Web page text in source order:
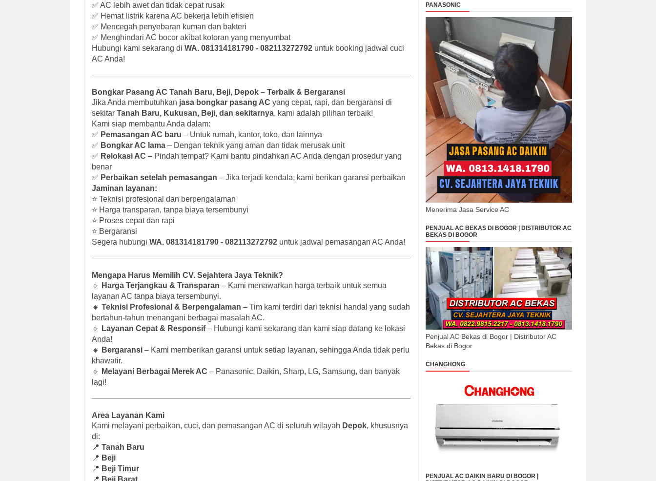
✅ AC lebih awet dan tidak cepat rusak
✅ Hemat listrik karena AC bekerja lebih efisien
✅ Mencegah penyebaran kuman dan bakteri
✅ Menghindari AC bocor akibat kotoran yang menyumbat
Hubungi kami sekarang di WA. 081314181790 - 082113272792 untuk booking jadwal cuci
AC Anda!
Bongkar Pasang AC Tanah Baru, Beji, Depok – Terbaik & Bergaransi
Jika Anda membutuhkan jasa bongkar pasang AC yang cepat, rapi, dan bergaransi di
sekitar Tanah Baru, Kukusan, Beji, dan sekitarnya, kami adalah pilihan terbaik!
Kami siap membantu Anda dalam:
✅ Pemasangan AC baru – Untuk rumah, kantor, toko, dan lainnya
✅ Bongkar AC lama – Dengan teknik yang aman dan tidak merusak unit
✅ Relokasi AC – Pindah tempat? Kami bantu pindahkan AC Anda dengan prosedur yang
benar
✅ Perbaikan setelah pemasangan – Jika terjadi kendala, kami berikan garansi perbaikan
Jaminan layanan:
⭐ Teknisi profesional dan berpengalaman
⭐ Harga transparan, tanpa biaya tersembunyi
⭐ Proses cepat dan rapi
⭐ Bergaransi
Segera hubungi WA. 081314181790 - 082113272792 untuk jadwal pemasangan AC Anda!
Mengapa Harus Memilih CV. Sejahtera Jaya Teknik?
🔹
Harga Terjangkau & Transparan – Kami menawarkan harga terbaik untuk semua
layanan AC tanpa biaya tersembunyi.
🔹 Teknisi Profesional & Berpengalaman – Tim kami terdiri dari teknisi handal yang sudah
bertahun-tahun menangani berbagai masalah AC.
🔹
Layanan Cepat & Responsif– Hubungi kami sekarang dan kami siap datang ke lokasi
Anda!
🔹
Bergaransi – Kami memberikan garansi untuk setiap layanan, sehingga Anda tidak perlu
khawatir.
🔹
Melayani Berbagai Merek AC – Panasonic, Daikin, Sharp, LG, Samsung, dan banyak
lagi!
Area Layanan Kami
Kami melayani perbaikan, cuci, dan pemasangan AC di seluruh wilayah Depok, khususnya
di:
📍 Tanah Baru
📍 Beji
📍 Beji Timur
📍 Beji Barat
PANASONIC
Menerima Jasa Service AC
PENJUAL AC BEKAS DI BOGOR | DISTRIBUTOR AC
BEKAS DI BOGOR
Penjual AC Bekas di Bogor | Distributor AC
Bekas di Bogor
CHANGHONG
PENJUAL AC DAIKIN BARU DI BOGOR |